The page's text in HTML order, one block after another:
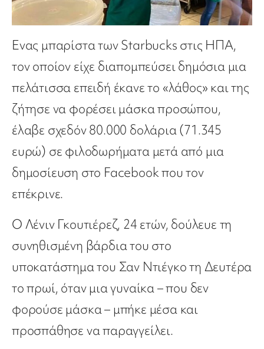
Ενας μπαρίστα των Starbucks στις ΗΠΑ,
τον οποίον είχε διαπομπεύσει δημόσια μια
πελάτισσα επειδή έκανε το «λάθος» και της
ζήτησε να φορέσει μάσκα προσώπου,
έλαβε σχεδόν 80.000 δολάρια (71.345
ευρώ) σε φιλοδωρήματα μετά από μια
δημοσίευση στο Facebook που τον
επέκρινε.
Ο Λένιν Γκουτιέρεζ, 24 ετών, δούλευε τη
συνηθισμένη βάρδια του στο
υποκατάστημα του Σαν Ντιέγκο τη Δευτέρα
το πρωί, όταν μια γυναίκα – που δεν
φορούσε μάσκα – μπήκε μέσα και
προσπάθησε να παραγγείλει.